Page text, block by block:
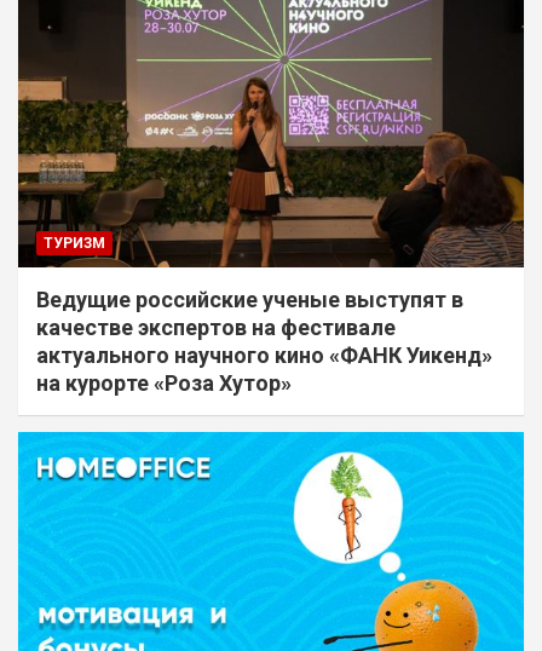
ТУРИЗМ
Ведущие российские ученые выступят в
качестве экспертов на фестивале
актуального научного кино «ФАНК Уикенд»
на курорте «Роза Хутор»